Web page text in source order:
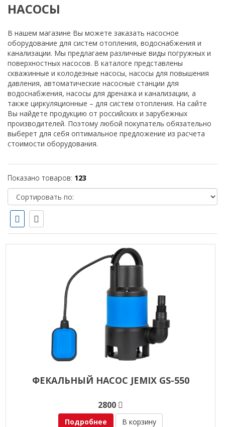
НАСОСЫ
В нашем магазине Вы можете заказать насосное
оборудование для систем отопления, водоснабжения и
канализации. Мы предлагаем различные виды погружных и
поверхностных насосов. В каталоге представлены
скважинные и колодезные насосы, насосы для повышения
давления, автоматические насосные станции для
водоснабжения, насосы для дренажа и канализации, а
также циркуляционные – для систем отопления. На сайте
Вы найдете продукцию от российских и зарубежных
производителей. Поэтому любой покупатель обязательно
выберет для себя оптимальное предложение из расчета
стоимости оборудования.
Показано товаров: 123
ФЕКАЛЬНЫЙ НАСОС JEMIX GS-550
2800
Подробнее В корзину